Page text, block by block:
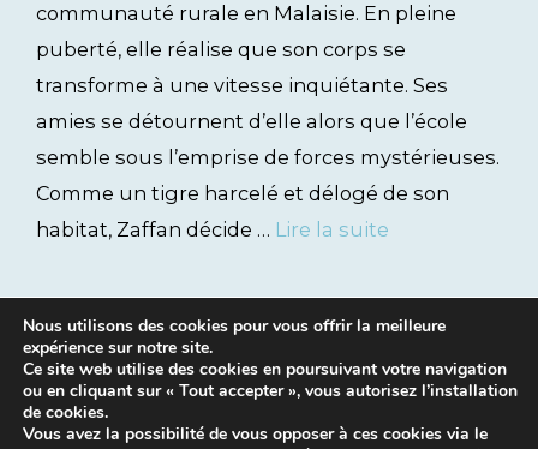
communauté rurale en Malaisie. En pleine
puberté, elle réalise que son corps se
transforme à une vitesse inquiétante. Ses
amies se détournent d’elle alors que l’école
semble sous l’emprise de forces mystérieuses.
Comme un tigre harcelé et délogé de son
habitat, Zaffan décide … Lire la suite
Nous utilisons des cookies pour vous offrir la meilleure
expérience sur notre site.
Ce site web utilise des cookies en poursuivant votre navigation
ou en cliquant sur « Tout accepter », vous autorisez l’installation
de cookies.
Vous avez la possibilité de vous opposer à ces cookies via le